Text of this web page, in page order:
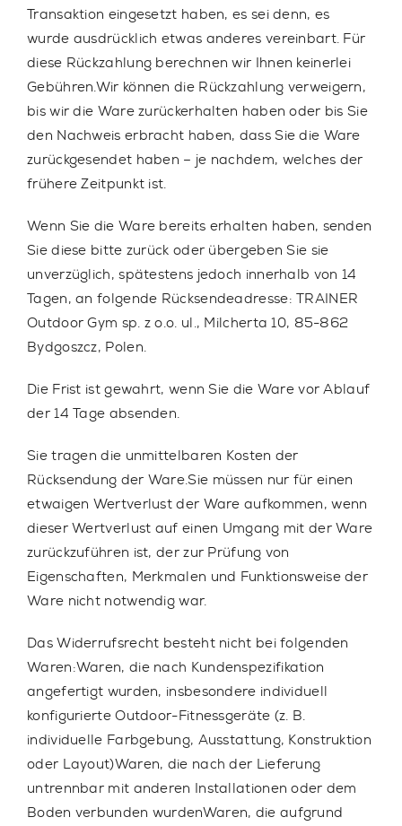
Transaktion eingesetzt haben, es sei denn, es
wurde ausdrücklich etwas anderes vereinbart. Für
diese Rückzahlung berechnen wir Ihnen keinerlei
Gebühren.Wir können die Rückzahlung verweigern,
bis wir die Ware zurückerhalten haben oder bis Sie
den Nachweis erbracht haben, dass Sie die Ware
zurückgesendet haben – je nachdem, welches der
frühere Zeitpunkt ist.
Wenn Sie die Ware bereits erhalten haben, senden
Sie diese bitte zurück oder übergeben Sie sie
unverzüglich, spätestens jedoch innerhalb von 14
Tagen, an folgende Rücksendeadresse: TRAINER
Outdoor Gym sp. z o.o. ul., Milcherta 10, 85-862
Bydgoszcz, Polen.
Die Frist ist gewahrt, wenn Sie die Ware vor Ablauf
der 14 Tage absenden.
Sie tragen die unmittelbaren Kosten der
Rücksendung der Ware.Sie müssen nur für einen
etwaigen Wertverlust der Ware aufkommen, wenn
dieser Wertverlust auf einen Umgang mit der Ware
zurückzuführen ist, der zur Prüfung von
Eigenschaften, Merkmalen und Funktionsweise der
Ware nicht notwendig war.
Das Widerrufsrecht besteht nicht bei folgenden
Waren:Waren, die nach Kundenspezifikation
angefertigt wurden, insbesondere individuell
konfigurierte Outdoor-Fitnessgeräte (z. B.
individuelle Farbgebung, Ausstattung, Konstruktion
oder Layout)Waren, die nach der Lieferung
untrennbar mit anderen Installationen oder dem
Boden verbunden wurdenWaren, die aufgrund